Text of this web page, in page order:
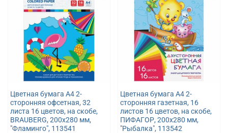
Цветная бумага А4 2-
сторонняя офсетная, 32
листа 16 цветов, на скобе,
BRAUBERG, 200х280 мм,
"Фламинго", 113541
Цветная бумага А4 2-
сторонняя газетная, 16
листов 16 цветов, на скобе,
ПИФАГОР, 200х280 мм,
"Рыбалка", 113542